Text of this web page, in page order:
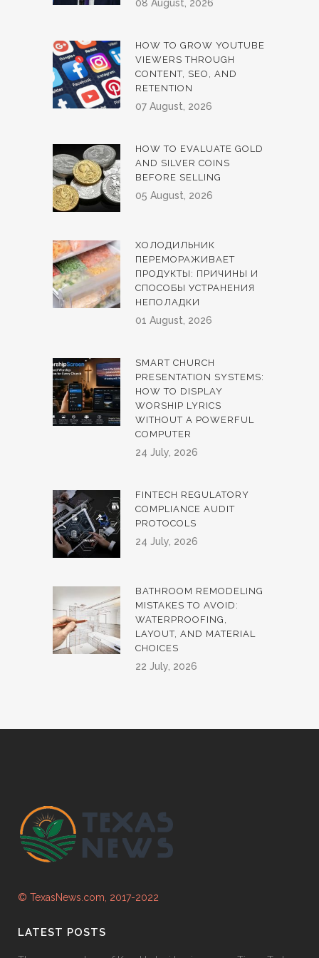
08 August, 2026
HOW TO GROW YOUTUBE
VIEWERS THROUGH
CONTENT, SEO, AND
RETENTION
07 August, 2026
HOW TO EVALUATE GOLD
AND SILVER COINS
BEFORE SELLING
05 August, 2026
ХОЛОДИЛЬНИК
ПЕРЕМОРАЖИВАЕТ
ПРОДУКТЫ: ПРИЧИНЫ И
СПОСОБЫ УСТРАНЕНИЯ
НЕПОЛАДКИ
01 August, 2026
SMART CHURCH
PRESENTATION SYSTEMS:
HOW TO DISPLAY
WORSHIP LYRICS
WITHOUT A POWERFUL
COMPUTER
24 July, 2026
FINTECH REGULATORY
COMPLIANCE AUDIT
PROTOCOLS
24 July, 2026
BATHROOM REMODELING
MISTAKES TO AVOID:
WATERPROOFING,
LAYOUT, AND MATERIAL
CHOICES
22 July, 2026
© TexasNews.com, 2017-2022
LATEST POSTS